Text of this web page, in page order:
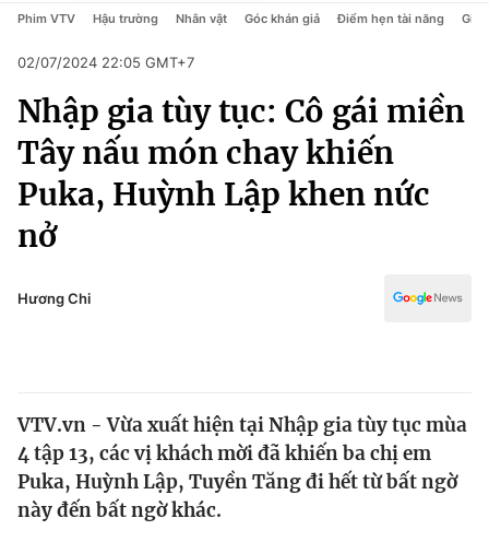
Chuyên mục
Chính trị
Xã hội
Tin tức
Thế giới đó đây
Câu chuyện quốc tế
Kinh tế
Tài chính
Dữ liệu và đời sống
Chính trị
Pháp luật
Kinh tế
Thể thao
Truyền hình
Văn hóa - Giải trí
Y tế
Giáo dục
Phim VTV Hậu trường Nhân vật Góc khán giả Điểm hẹn tài năng Giải
02/07/2024 22:05 GMT+7
Nhập gia tùy tục: Cô gái miền
Tây nấu món chay khiến
Puka, Huỳnh Lập khen nức
nở
Hương Chi
VTV.vn - Vừa xuất hiện tại Nhập gia tùy tục mùa
4 tập 13, các vị khách mời đã khiến ba chị em
Puka, Huỳnh Lập, Tuyền Tăng đi hết từ bất ngờ
này đến bất ngờ khác.